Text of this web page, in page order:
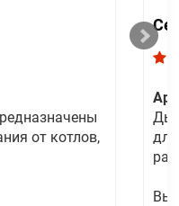
от котлов,